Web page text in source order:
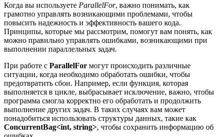
Когда вы используете ParallelFor, важно понимать, как
грамотно управлять возникающими проблемами, чтобы
повысить надежность и эффективность вашего кода.
Принципы, которые мы рассмотрим, помогут вам понять, как
можно правильно управлять ошибками, возникающими при
выполнении параллельных задач.
При работе с ParallelFor могут происходить различные
ситуации, когда необходимо обработать ошибки, чтобы
предотвратить сбои. Например, если функция, которая
выполняется в цикле, выбрасывает исключение, важно, чтобы
программа смогла корректно его обработать и продолжить
выполнение других задач. В таких случаях вам может
понадобиться использовать структуры данных, такие как
ConcurrentBag<int, string>, чтобы сохранить информацию об